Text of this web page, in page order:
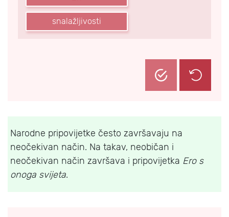
snalažljivosti
Narodne pripovijetke često završavaju na
neočekivan način. Na takav, neobičan i
neočekivan način završava i pripovijetka Ero s
onoga svijeta.